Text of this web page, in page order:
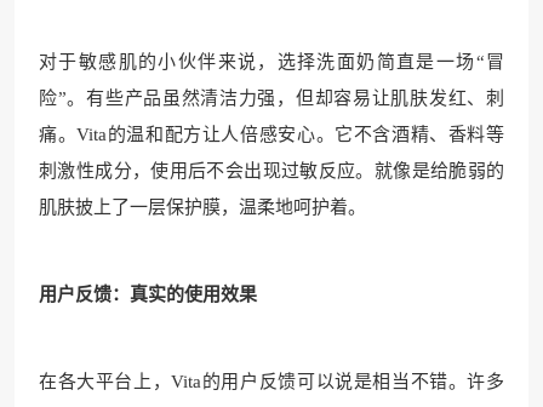
对于敏感肌的小伙伴来说，选择洗面奶简直是一场“冒
险”。有些产品虽然清洁力强，但却容易让肌肤发红、刺
痛。Vita的温和配方让人倍感安心。它不含酒精、香料等
刺激性成分，使用后不会出现过敏反应。就像是给脆弱的
肌肤披上了一层保护膜，温柔地呵护着。
用户反馈：真实的使用效果
在各大平台上，Vita的用户反馈可以说是相当不错。许多